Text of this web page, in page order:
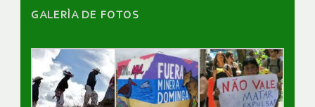
GALERÌA DE FOTOS